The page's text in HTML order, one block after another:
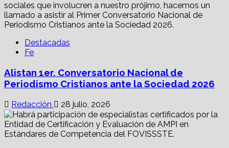
Destacadas
Fe
Alistan 1er. Conversatorio Nacional de
Periodismo Cristianos ante la Sociedad 2026
Redacción 28 julio, 2026